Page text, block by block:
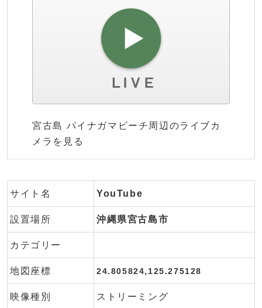
宮古島 パイナガマビーチ周辺のライブカ
メラを見る
サイト名 YouTube
設置場所 沖縄県宮古島市
カテゴリー
地図座標 24.805824,125.275128
映像種別 ストリーミング